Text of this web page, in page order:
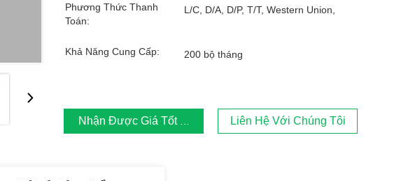
Phương Thức Thanh
Toán:
L/C, D/A, D/P, T/T, Western Union,
Khả Năng Cung Cấp: 200 bộ tháng
Nhận Được Giá Tốt Nhất Liên Hệ Với Chúng Tôi